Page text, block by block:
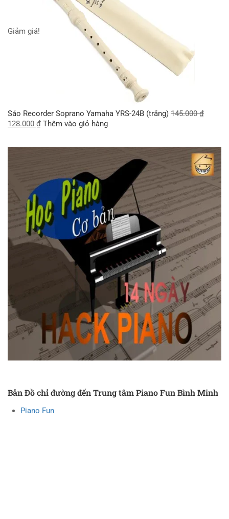
Giảm giá!
Sáo Recorder Soprano Yamaha YRS-24B (trắng) 145.000₫
128.000 ₫ Thêm vào giỏ hàng
Bản Đồ chỉ đường đến Trung tâm Piano Fun Bình Minh
Piano Fun